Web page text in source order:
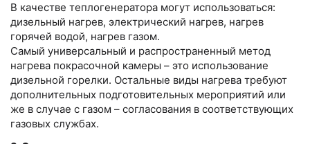
В качестве теплогенератора могут использоваться:
дизельный нагрев, электрический нагрев, нагрев
горячей водой, нагрев газом.
Самый универсальный и распространенный метод
нагрева покрасочной камеры – это использование
дизельной горелки. Остальные виды нагрева требуют
дополнительных подготовительных мероприятий или
же в случае с газом – согласования в соответствующих
газовых службах.